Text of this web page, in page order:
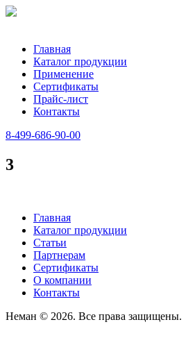
Главная
Каталог продукции
Применение
Сертификаты
Прайс-лист
Контакты
8-499-686-90-00
3
Главная
Каталог продукции
Статьи
Партнерам
Сертификаты
О компании
Контакты
Неман © 2026. Все права защищены.